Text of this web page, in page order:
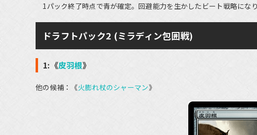
1パック終了時点で青が確定。回避能力を生かしたビート戦略になり
ドラフトパック2 (ミラディン包囲戦)
1:《皮羽根》
他の候補：《火膨れ杖のシャーマン》